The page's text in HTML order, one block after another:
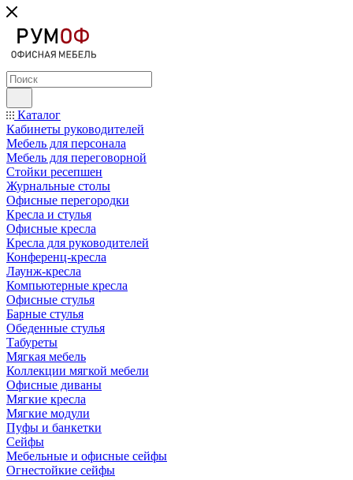
Каталог
Кабинеты руководителей
Мебель для персонала
Мебель для переговорной
Стойки ресепшен
Журнальные столы
Офисные перегородки
Кресла и стулья
Офисные кресла
Кресла для руководителей
Конференц-кресла
Лаунж-кресла
Компьютерные кресла
Офисные стулья
Барные стулья
Обеденные стулья
Табуреты
Мягкая мебель
Коллекции мягкой мебели
Офисные диваны
Мягкие кресла
Мягкие модули
Пуфы и банкетки
Сейфы
Мебельные и офисные сейфы
Огнестойкие сейфы